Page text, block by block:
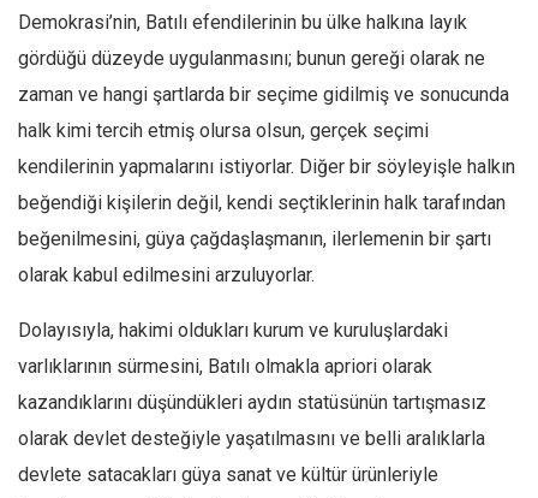
Gıda-Beslenme
Hayat
Türkiye
Siyaset
Dünya
Avrupa
İslam Dünyası
Amerika
Avustralya
Demokrasi’nin, Batılı efendilerinin bu ülke halkına layık
gördüğü düzeyde uygulanmasını; bunun gereği olarak ne
zaman ve hangi şartlarda bir seçime gidilmiş ve sonucunda
halk kimi tercih etmiş olursa olsun, gerçek seçimi
kendilerinin yapmalarını istiyorlar. Diğer bir söyleyişle halkın
beğendiği kişilerin değil, kendi seçtiklerinin halk tarafından
beğenilmesini, güya çağdaşlaşmanın, ilerlemenin bir şartı
olarak kabul edilmesini arzuluyorlar.
Dolayısıyla, hakimi oldukları kurum ve kuruluşlardaki
varlıklarının sürmesini, Batılı olmakla apriori olarak
kazandıklarını düşündükleri aydın statüsünün tartışmasız
olarak devlet desteğiyle yaşatılmasını ve belli aralıklarla
devlete satacakları güya sanat ve kültür ürünleriyle